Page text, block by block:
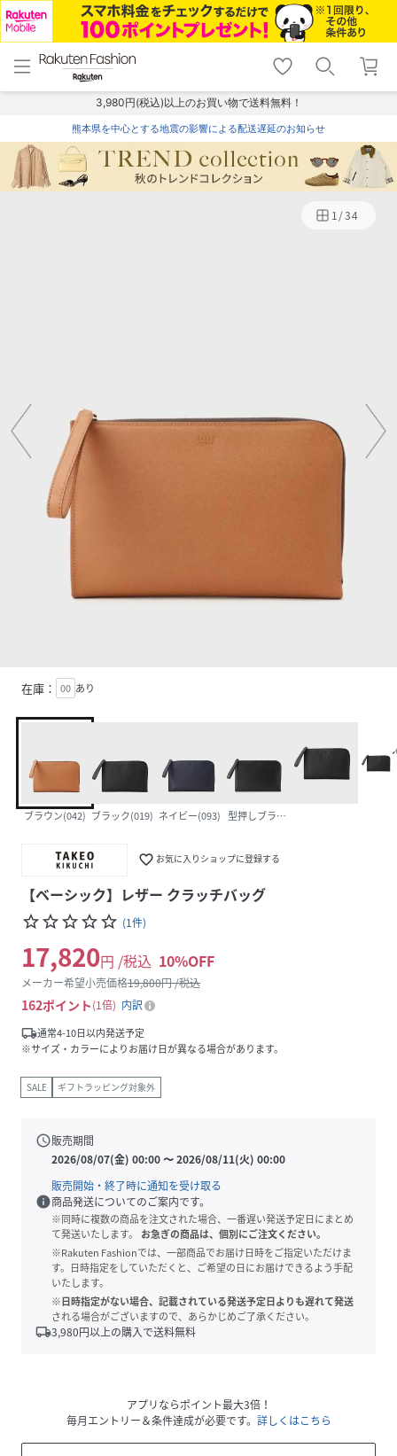
menu home
トップ
shopping_cart lock_outline
ログイン
3,980円(税込)以上のお買い物で送料無料！
熊本県を中心とする地震の影響による配送遅延のお知らせ
1/34
在庫： 00 あり
ブラウン(042) ブラック(019) ネイビー(093) 型押しブラック(119)
favorite_border お気に入りショップに登録する
【ベーシック】レザー クラッチバッグ
star_borderstar_borderstar_borderstar_borderstar_border (1件)
17,820円 /税込 10%OFF
メーカー希望小売価格19,800円 /税込
162ポイント 1倍
内訳
local_shipping通常4-10日以内発送予定
※サイズ・カラーによりお届け日が異なる場合があります。
SALE ギフトラッピング対象外
schedule販売期間
2026/08/07(金) 00:00〜2026/08/11(火) 00:00
販売開始・終了時に通知を受け取る
info商品発送についてのご案内です。
※同時に複数の商品を注文された場合、一番遅い発送予定日にまとめ
て発送いたします。
お急ぎの商品は、個別にご注文ください。
※Rakuten Fashionでは、一部商品でお届け日時をご指定いただけま
す。日時指定をしていただくと、ご希望の日にお届けできるよう手配
いたします。
※日時指定がない場合、記載されている発送予定日よりも遅れて発送
される場合がございますので、あらかじめご了承ください。
local_shipping3,980円以上の購入で送料無料
アプリならポイント最大3倍！
毎月エントリー＆条件達成が必要です。 詳しくはこちら